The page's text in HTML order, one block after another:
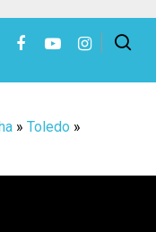
» Toledo »